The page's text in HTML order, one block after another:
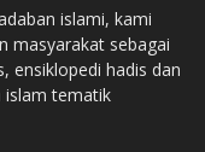
islami, kami
masyarakat sebagai
ensiklopedi hadis dan
islam tematik